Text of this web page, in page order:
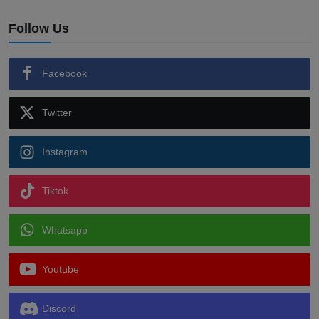
Follow Us
Facebook
Twitter
Instagram
Tiktok
Whatsapp
Youtube
Discord